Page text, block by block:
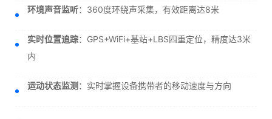
环境声音监听：360度环绕声采集，有效距离达8米
实时位置追踪：GPS+WiFi+基站+LBS四重定位，精度达3米
内
运动状态监测 ：实时掌握设备携带者的移动速度与方向